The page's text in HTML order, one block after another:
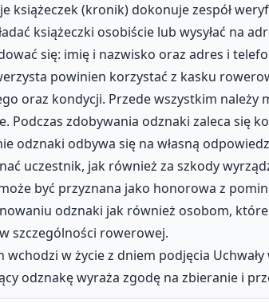
książeczek (kronik) dokonuje zespół
książeczki osobiście lub wysyłać na
się: imię i nazwisko oraz adres i
powinien korzystać z kasku
oraz kondycji. Przede wszystkim należy
Podczas zdobywania odznaki zaleca się
odznaki odbywa się na własną
uczestnik, jak również za szkody
być przyznana jako honorowa z
odznaki jak również osobom, które
szczególności rowerowej.
wchodzi w życie z dniem podjęcia
odznakę wyraża zgodę na zbieranie i